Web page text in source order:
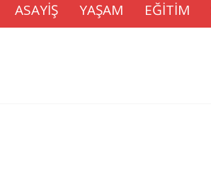
ASAYİŞ YAŞAM EĞİTİM